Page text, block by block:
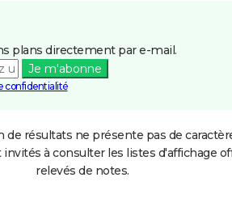
plans directement par e-mail.
Je m'abonne
confidentialité
de résultats ne présente pas de
à consulter les listes d'affichage
relevés de notes.